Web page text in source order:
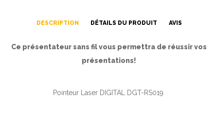
DESCRIPTION DÉTAILS DU PRODUIT AVIS
Ce présentateur sans fil vous permettra de réussir vos
présentations!
Pointeur Laser DIGITAL DGT-RS019